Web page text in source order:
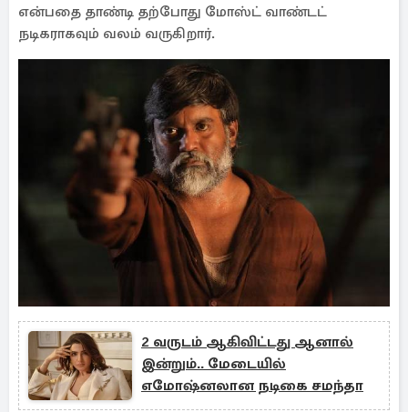
என்பதை தாண்டி தற்போது மோஸ்ட் வாண்டட்
நடிகராகவும் வலம் வருகிறார்.
2 வருடம் ஆகிவிட்டது ஆனால்
இன்றும்.. மேடையில்
எமோஷ்னலான நடிகை சமந்தா